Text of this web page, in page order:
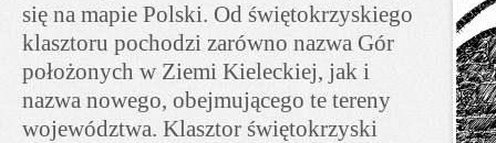
się na mapie Polski. Od świętokrzyskiego
klasztoru pochodzi zarówno nazwa Gór
położonych w Ziemi Kieleckiej, jak i
nazwa nowego, obejmującego te tereny
województwa. Klasztor świętokrzyski